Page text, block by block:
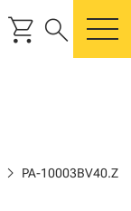
shopping_cart search
chevron_right PA-10003BV40.Z